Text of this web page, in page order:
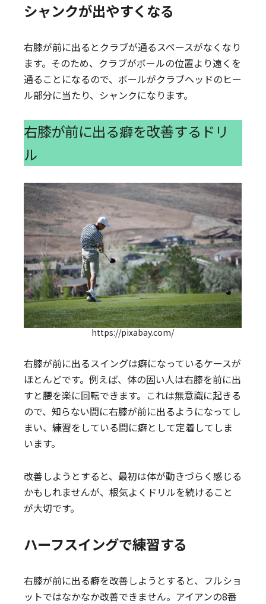
シャンクが出やすくなる
右膝が前に出るとクラブが通るスペースがなくなり
ます。そのため、クラブがボールの位置より遠くを
通ることになるので、ボールがクラブヘッドのヒー
ル部分に当たり、シャンクになります。
右膝が前に出る癖を改善するドリ
ル
https://pixabay.com/
右膝が前に出るスイングは癖になっているケースが
ほとんどです。例えば、体の固い人は右膝を前に出
すと腰を楽に回転できます。これは無意識に起きる
ので、知らない間に右膝が前に出るようになってし
まい、練習をしている間に癖として定着してしま
います。
改善しようとすると、最初は体が動きづらく感じる
かもしれませんが、根気よくドリルを続けること
が大切です。
ハーフスイングで練習する
右膝が前に出る癖を改善しようとすると、フルショ
ットではなかなか改善できません。アイアンの8番